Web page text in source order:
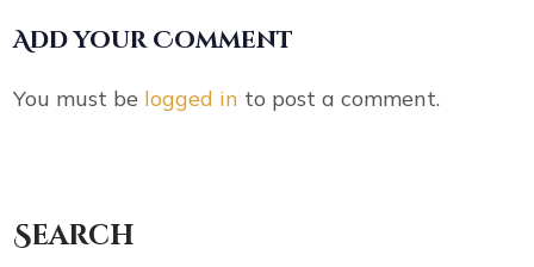
Add your Comment
You must be logged in to post a comment.
Search